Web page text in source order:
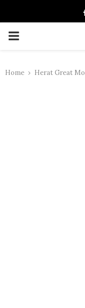
PRIMARY
Home Herat Great